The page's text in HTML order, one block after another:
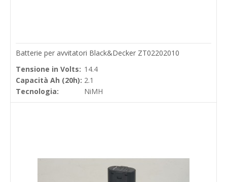
Batterie per avvitatori Black&Decker ZT02202010
Tensione in Volts: 14.4
Capacità Ah (20h): 2.1
Tecnologia:
NiMH